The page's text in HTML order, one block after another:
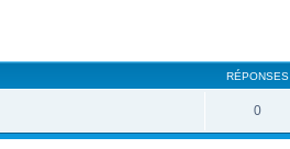
RÉPONSES
0